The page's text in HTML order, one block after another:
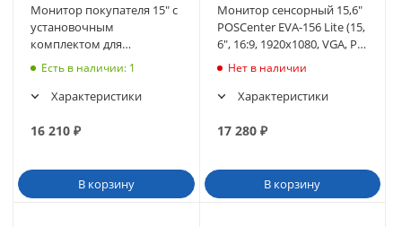
Монитор покупателя 15" с
установочным
комплектом для
сенсорного моноблока
Есть в наличии: 1
Характеристики
16 210 ₽
В корзину
Монитор сенсорный 15,6"
POSCenter EVA-156 Lite (15,
6", 16:9, 1920х1080, VGA, P-
CAP, без MSR) (5157)
Нет в наличии
Характеристики
17 280₽
В корзину